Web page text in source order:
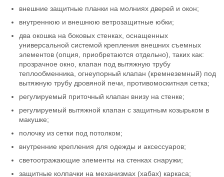
внешние защитные планки на молниях дверей и окон;
внутреннюю и внешнюю ветрозащитные юбки;
два окошка на боковых стенках, оснащенных
универсальной системой крепления внешних съемных
элементов (опция, приобретаются отдельно), таких как:
прозрачное окно, клапан под вытяжную трубу
теплообменника, огнеупорный клапан (кремнеземный) под
вытяжную трубу дровяной печи, противомоскитная сетка;
регулируемый приточный клапан внизу на стенке;
регулируемый вытяжной клапан с защитным козырьком в
макушке;
полочку из сетки под потолком;
внутренние крепления для одежды и аксессуаров;
светоотражающие элементы на стенках снаружи;
защитные колпачки на механизмах (хабах) каркаса;